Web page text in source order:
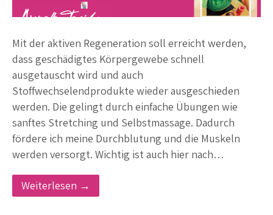
Mit der aktiven Regeneration soll erreicht werden,
dass geschädigtes Körpergewebe schnell
ausgetauscht wird und auch
Stoffwechselendprodukte wieder ausgeschieden
werden. Die gelingt durch einfache Übungen wie
sanftes Stretching und Selbstmassage. Dadurch
fördere ich meine Durchblutung und die Muskeln
werden versorgt. Wichtig ist auch hier nach…
Weiterlesen →